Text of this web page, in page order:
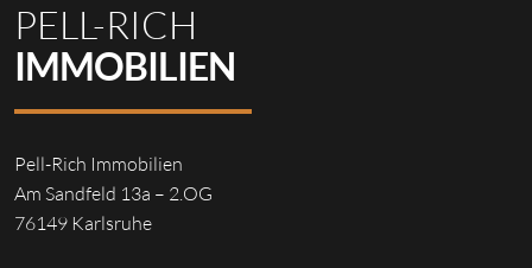
PELL-RICH
IMMOBILIEN
Pell-Rich Immobilien
Am Sandfeld 13a – 2.OG
76149 Karlsruhe